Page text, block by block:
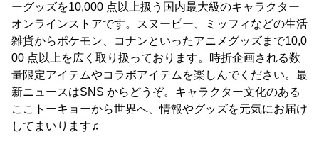
ーグッズを10,000 点以上扱う国内最大級のキャラクター
オンラインストアです。スヌーピー、ミッフィなどの生活
雑貨からポケモン、コナンといったアニメグッズまで10,0
00 点以上を広く取り扱っております。時折企画される数
量限定アイテムやコラボアイテムを楽しんでください。最
新ニュースはSNS からどうぞ。キャラクター文化のある
ここトーキョーから世界へ、情報やグッズを元気にお届け
してまいります♫